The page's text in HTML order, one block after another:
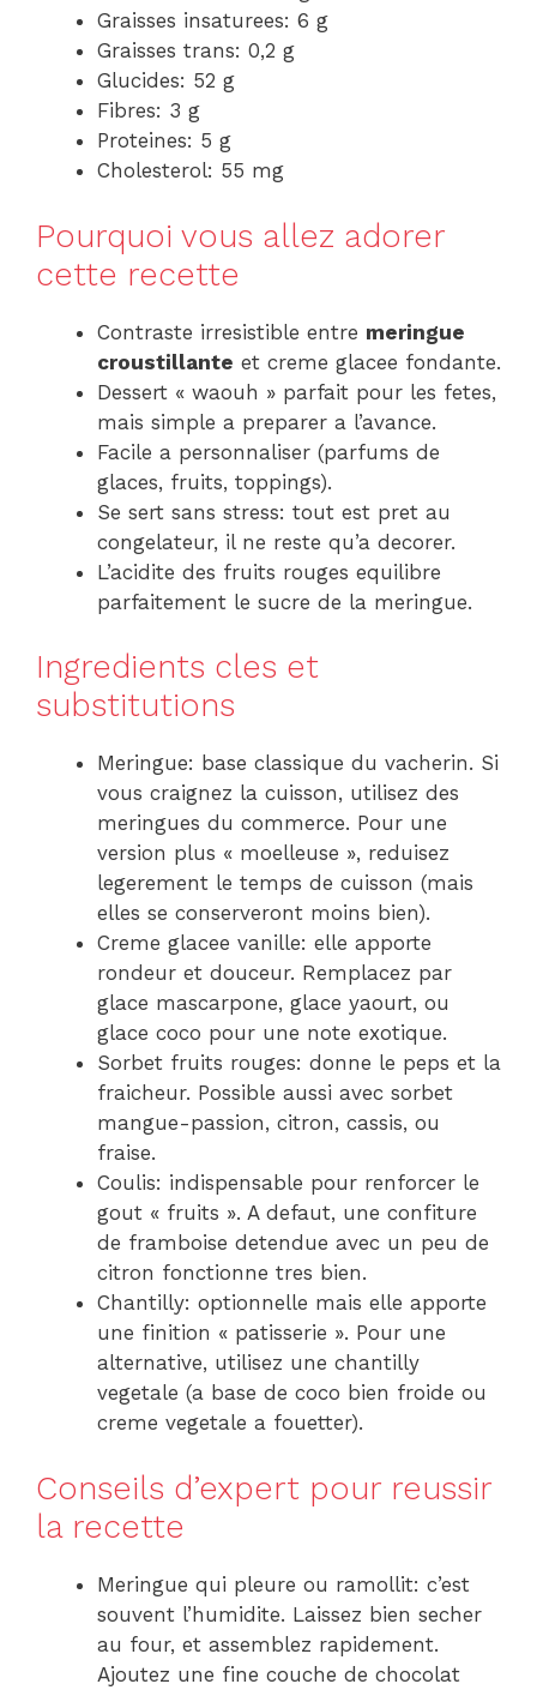
Graisses insaturees: 6 g
Graisses trans: 0,2 g
Glucides: 52 g
Fibres: 3 g
Proteines: 5 g
Cholesterol: 55 mg
Pourquoi vous allez adorer
cette recette
Contraste irresistible entre meringue
croustillante et creme glacee fondante.
Dessert « waouh » parfait pour les fetes,
mais simple a preparer a l’avance.
Facile a personnaliser (parfums de
glaces, fruits, toppings).
Se sert sans stress: tout est pret au
congelateur, il ne reste qu’a decorer.
L’acidite des fruits rouges equilibre
parfaitement le sucre de la meringue.
Ingredients cles et
substitutions
Meringue: base classique du vacherin. Si
vous craignez la cuisson, utilisez des
meringues du commerce. Pour une
version plus « moelleuse », reduisez
legerement le temps de cuisson (mais
elles se conserveront moins bien).
Creme glacee vanille: elle apporte
rondeur et douceur. Remplacez par
glace mascarpone, glace yaourt, ou
glace coco pour une note exotique.
Sorbet fruits rouges: donne le peps et la
fraicheur. Possible aussi avec sorbet
mangue-passion, citron, cassis, ou
fraise.
Coulis: indispensable pour renforcer le
gout « fruits ». A defaut, une confiture
de framboise detendue avec un peu de
citron fonctionne tres bien.
Chantilly: optionnelle mais elle apporte
une finition « patisserie ». Pour une
alternative, utilisez une chantilly
vegetale (a base de coco bien froide ou
creme vegetale a fouetter).
Conseils d’expert pour reussir
la recette
Meringue qui pleure ou ramollit: c’est
souvent l’humidite. Laissez bien secher
au four, et assemblez rapidement.
Ajoutez une fine couche de chocolat